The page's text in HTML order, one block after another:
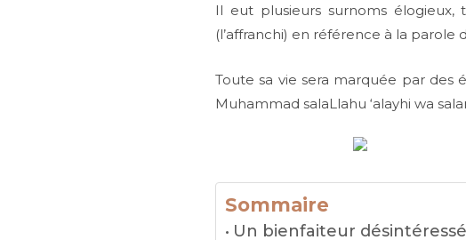
Il eut plusieurs surnoms élogieux,
(l’affranchi) en référence à la parole
Toute sa vie sera marquée par des
Muhammad salaLlahu ‘alayhi wa
Sommaire
Un bienfaiteur désintéressé